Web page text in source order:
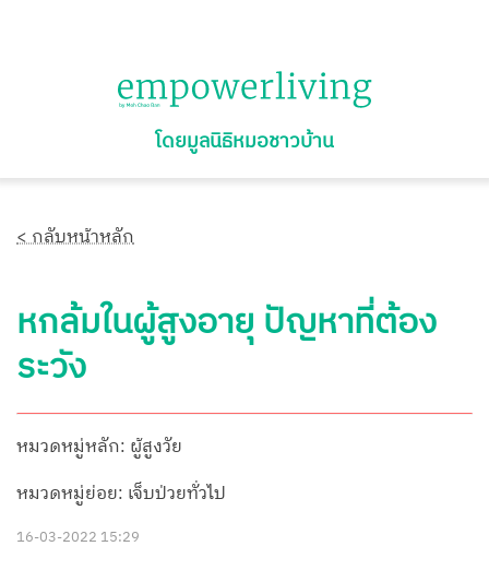
โดยมูลนิธิหมอชาวบ้าน
< กลับหน้าหลัก
หกล้มในผู้สูงอายุ ปัญหาที่ต้อง
ระวัง
หมวดหมู่หลัก: ผู้สูงวัย
หมวดหมู่ย่อย: เจ็บป่วยทั่วไป
16-03-2022 15:29